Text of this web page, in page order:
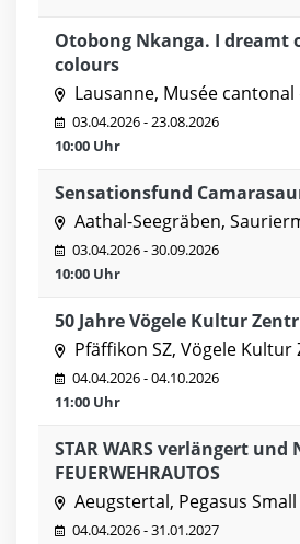
Otobong Nkanga. I dreamt
colours
Lausanne, Musée
03.04.2026 - 23.08.2026
10:00 Uhr
Sensationsfund
Aathal-Seegräben,
03.04.2026 - 30.09.2026
10:00 Uhr
50 Jahre Vögele Kultur
Pfäffikon SZ, Vögele
04.04.2026 - 04.10.2026
11:00 Uhr
STAR WARS verlängert und
FEUERWEHRAUTOS
Aeugstertal, Pegasus
04.04.2026 - 31.01.2027